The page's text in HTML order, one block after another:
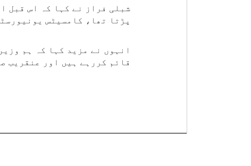
شبلی فراز نے کہا کہ اس قبل
پڑتا تھا، کامسیٹس
انہوں نے مزید کہا کہ ہم
قائم کررہے ہیں اور عنقریب